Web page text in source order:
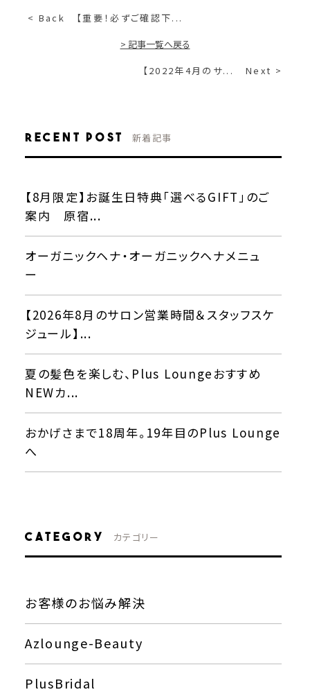
< Back
【重要！必ずご確認下...
> 記事一覧へ戻る
Next >
【2022年4月のサ...
Recent Post 新着記事
【8月限定】お誕生日特典「選べるGIFT」のご
案内 原宿...
オーガニックヘナ・オーガニックヘナメニュ
ー
【2026年8月のサロン営業時間＆スタッフスケ
ジュール】...
夏の髪色を楽しむ、Plus Loungeおすすめ
NEWカ...
おかげさまで18周年。19年目のPlus Lounge
へ
CATEGORY カテゴリー
お客様のお悩み解決
Azlounge-Beauty
PlusBridal